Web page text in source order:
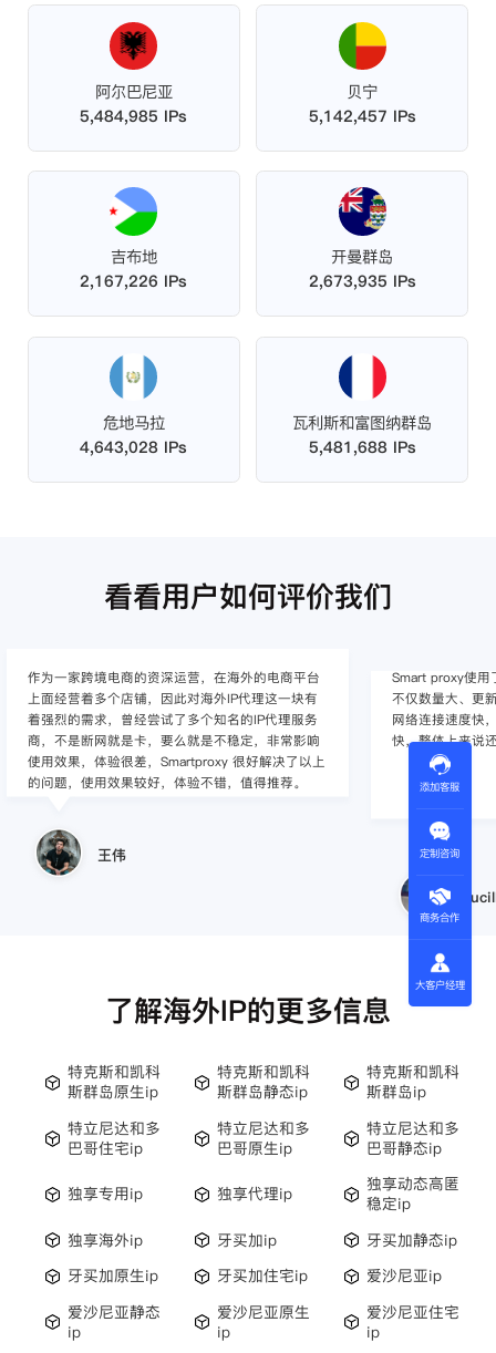
阿尔巴尼亚
5,484,985 IPs
贝宁
5,142,457 IPs
吉布地
2,167,226 IPs
开曼群岛
2,673,935 IPs
危地马拉
4,643,028 IPs
瓦利斯和富图纳群岛
5,481,688 IPs
看看用户如何评价我们
作为一家跨境电商的资深运营，在海外的电商平台
上面经营着多个店铺，因此对海外IP代理这一块有
着强烈的需求，曾经尝试了多个知名的IP代理服务
商，不是断网就是卡，要么就是不稳定，非常影响
使用效果，体验很差，Smartproxy 很好解决了以上
的问题，使用效果较好，体验不错，值得推荐。
王伟
Smart proxy使用
不仅数量大、更
网络连接速度快
快，整体上来说
了解海外IP的更多信息
特克斯和凯科
斯群岛原生ip
特克斯和凯科
斯群岛静态ip
特克斯和凯科
斯群岛ip
特立尼达和多
巴哥住宅ip
特立尼达和多
巴哥原生ip
特立尼达和多
巴哥静态ip
独享专用ip 独享代理ip
独享动态高匿
稳定ip
独享海外ip
牙买加ip
牙买加静态ip
牙买加原生ip
牙买加住宅ip
爱沙尼亚ip
爱沙尼亚静态
ip
爱沙尼亚原生
ip
爱沙尼亚住宅
ip
添加客服
定制咨询
商务合作
大客户经理